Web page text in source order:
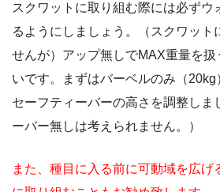
スクワットに取り組む際には必ずウ
るようにしましょう。（スクワット
せんが）アップ無しでMAX重量を
いです。まずはバーベルのみ（20kg
セーフティーバーの高さを調整しま
ーバー無しは考えられません。）
また、種目に入る前に可動域を広げ